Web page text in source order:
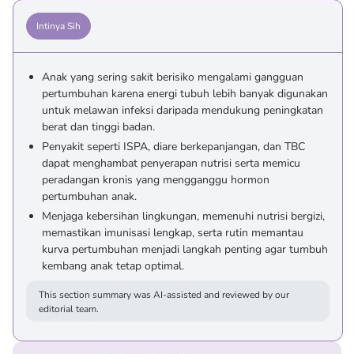
Intinya Sih
Anak yang sering sakit berisiko mengalami gangguan
pertumbuhan karena energi tubuh lebih banyak digunakan
untuk melawan infeksi daripada mendukung peningkatan
berat dan tinggi badan.
Penyakit seperti ISPA, diare berkepanjangan, dan TBC
dapat menghambat penyerapan nutrisi serta memicu
peradangan kronis yang mengganggu hormon
pertumbuhan anak.
Menjaga kebersihan lingkungan, memenuhi nutrisi bergizi,
memastikan imunisasi lengkap, serta rutin memantau
kurva pertumbuhan menjadi langkah penting agar tumbuh
kembang anak tetap optimal.
This section summary was AI-assisted and reviewed by our
editorial team.